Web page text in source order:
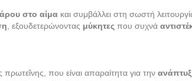
στο αίμα και συμβάλλει στη σωστή
, εξουδετερώνοντας μύκητες που συχνά
πρωτεΐνης, που είναι απαραίτητα για την